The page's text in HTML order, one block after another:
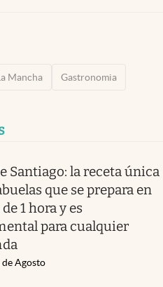
Mancha Gastronomia
Santiago: la receta única
que se prepara en
1 hora y es
para cualquier
de Agosto